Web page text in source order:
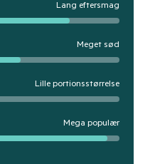
Lang eftersmag
Meget sød
Lille portionsstørrelse
Mega populær